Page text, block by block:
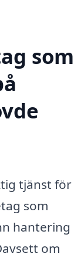
som
tjänst för
som
hantering
om